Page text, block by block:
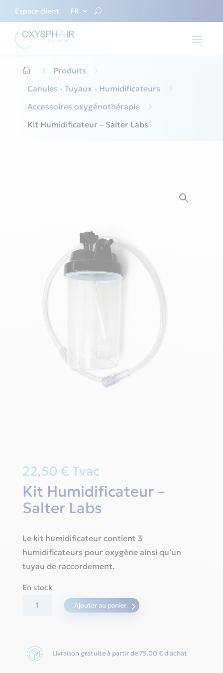
Espace client FR
 5 Produits
5
Canules - Tuyaux - Humidificateurs
5
Accessoires oxygénothérapie
5
Kit Humidificateur – Salter Labs
22,50 € Tvac
Kit Humidificateur –
Salter Labs
Le kit humidificateur contient 3
humidificateurs pour oxygène ainsi qu’un
tuyau de raccordement.
En stock
quantité
Humidificateur
Ajouter au panier
Livraison gratuite à partir de 75,00 € d'achat